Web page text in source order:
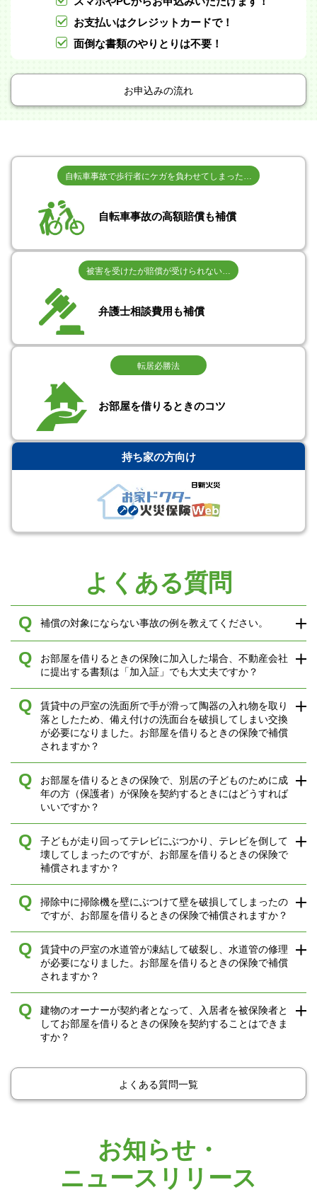
お支払いはクレジットカードで！
面倒な書類のやりとりは不要！
お申込みの流れ
自転車事故で歩行者にケガを負わせてしまった…
自転車事故の高額賠償も補償
被害を受けたが賠償が受けられない…
弁護士相談費用も補償
転居必勝法
お部屋を借りるときのコツ
持ち家の方向け
よくある質問
Q 補償の対象にならない事故の例を教えてください。
Q
お部屋を借りるときの保険に加入した場合、不動産会社
に提出する書類は「加入証」でも大丈夫ですか？
Q
賃貸中の戸室の洗面所で手が滑って陶器の入れ物を取り
落としたため、備え付けの洗面台を破損してしまい交換
が必要になりました。お部屋を借りるときの保険で補償
されますか？
Q
お部屋を借りるときの保険で、別居の子どものために成
年の方（保護者）が保険を契約するときにはどうすれば
いいですか？
Q
子どもが走り回ってテレビにぶつかり、テレビを倒して
壊してしまったのですが、お部屋を借りるときの保険で
補償されますか？
Q
掃除中に掃除機を壁にぶつけて壁を破損してしまったの
ですが、お部屋を借りるときの保険で補償されますか？
Q
賃貸中の戸室の水道管が凍結して破裂し、水道管の修理
が必要になりました。お部屋を借りるときの保険で補償
されますか？
Q
建物のオーナーが契約者となって、入居者を被保険者と
してお部屋を借りるときの保険を契約することはできま
すか？
よくある質問一覧
お知らせ・
ニュースリリース